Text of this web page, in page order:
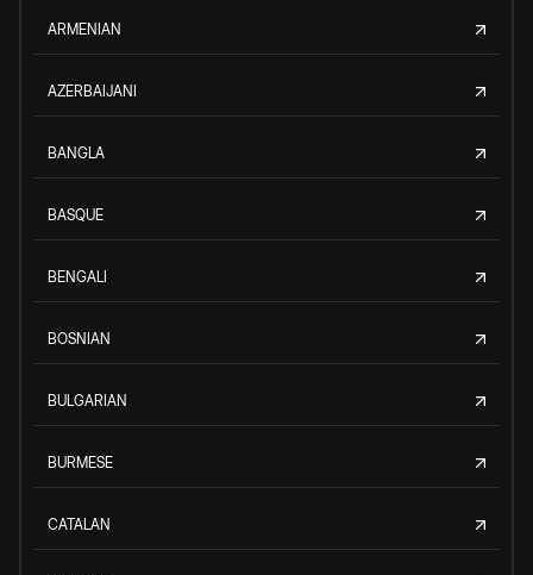
ARMENIAN
AZERBAIJANI
BANGLA
BASQUE
BENGALI
BOSNIAN
BULGARIAN
BURMESE
CATALAN